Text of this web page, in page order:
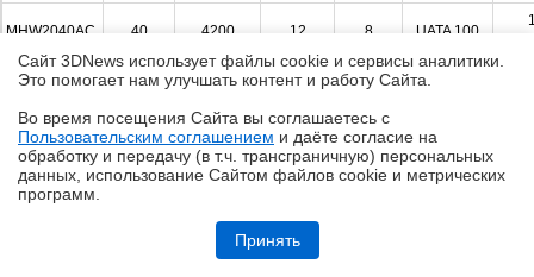
Обзор ультрабука ASUS Zenbook A16 (UX3607OA) с Copilot+ PC: ИИ
MHW2040AC 40 4200 12 8 UATA 100
MHW20X0AT 40-80 4200 12 - UATA 100
MHWXXX0BH 40-160 5400 12 8
ATA-8,
SATA-II
MHWXXX0BJ
ATA-8,
7200
Сайт 3DNews использует файлы cookie и сервисы аналитики.
Это помогает нам улучшать контент и работу Cайта.
Во время посещения Cайта вы соглашаетесь с
Пользовательским соглашением и даёте согласие на
обработку и передачу (в т.ч. трансграничную) персональных
данных, использование Cайтом файлов cookie и метрических
программ.
Принять